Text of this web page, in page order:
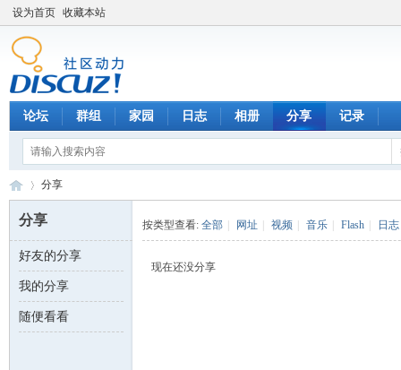
设为首页 收藏本站
论坛 群组 家园 日志 相册 分享 记录
数 ›
分享
分享
好友的分享
我的分享
随便看看
按类型查看: 全部 网址 视频 音乐 Flash 日志
现在还没分享